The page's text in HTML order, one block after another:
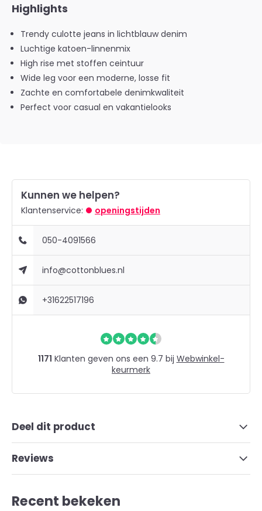
Highlights
Trendy culotte jeans in lichtblauw denim
Luchtige katoen-linnenmix
High rise met stoffen ceintuur
Wide leg voor een moderne, losse fit
Zachte en comfortabele denimkwaliteit
Perfect voor casual en vakantielooks
Kunnen we helpen?
Klantenservice: openingstijden
050-4091566
info@cottonblues.nl
+31622517196
1171 Klanten geven ons een 9.7 bij Webwinkel-
keurmerk
Deel dit product
Reviews
Recent bekeken